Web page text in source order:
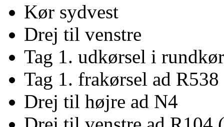
Kør sydvest
Drej til venstre
Tag 1. udkørsel i
Tag 1. frakørsel ad R538
Drej til højre ad N4